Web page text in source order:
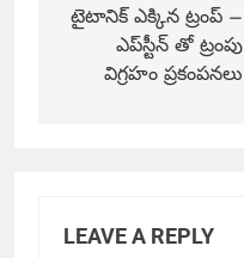
టైటానిక్ ఎక్కిన ట్రంప్ –
ఎప్‌స్టీన్ తో ట్రంపు
విగ్రహం‌ ప్రకంపనలు
LEAVE A REPLY